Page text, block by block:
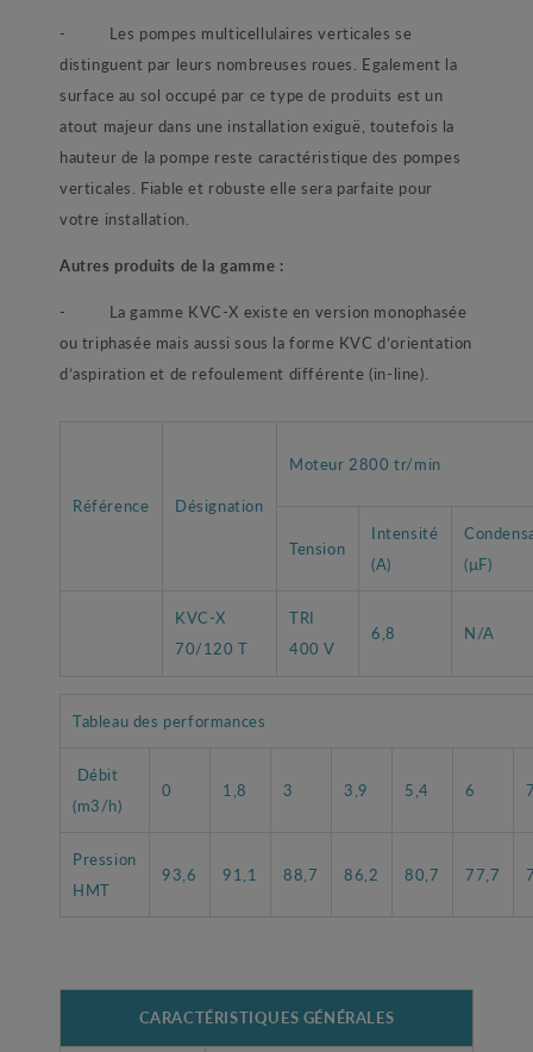
- Les pompes multicellulaires verticales se
distinguent par leurs nombreuses roues. Egalement la
surface au sol occupé par ce type de produits est un
atout majeur dans une installation exiguë, toutefois la
hauteur de la pompe reste caractéristique des pompes
verticales. Fiable et robuste elle sera parfaite pour
votre installation.
Autres produits de la gamme :
- La gamme KVC-X existe en version monophasée
ou triphasée mais aussi sous la forme KVC d’orientation
d’aspiration et de refoulement différente (in-line).
Référence Désignation
Moteur 2800 tr/min
Tension
Intensité
(A)
(µF)
KVC-X
70/120 T
TRI
400 V
6,8 N/A
Tableau des performances
Débit
(m3/h)
0 1,8 3 3,9 5,4 6
Pression
HMT
93,6 91,1 88,7 86,2 80,7 77,7
CARACTÉRISTIQUES GÉNÉRALES